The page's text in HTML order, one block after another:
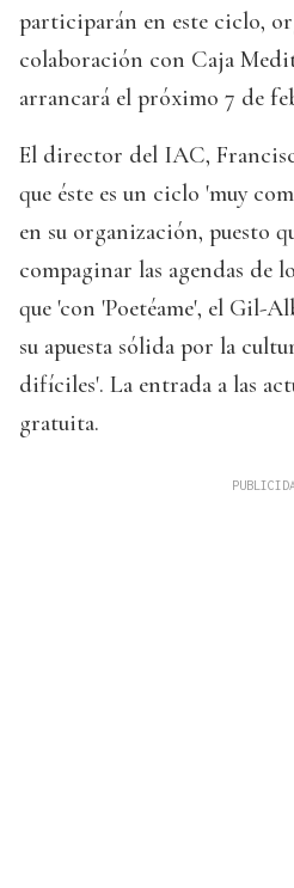
participarán en este ciclo,
colaboración con Caja
arrancará el próximo 7 de
El director del IAC,
que éste es un ciclo 'muy
en su organización, puesto
compaginar las agendas de
que 'con 'Poetéame', el Gil-
su apuesta sólida por la
difíciles'. La entrada a las
gratuita.